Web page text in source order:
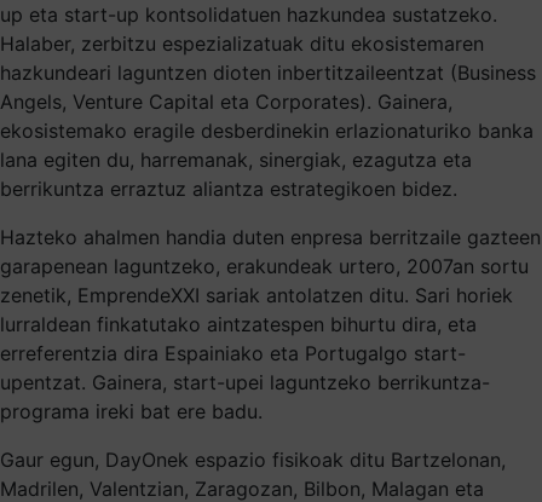
up eta start-up kontsolidatuen hazkundea sustatzeko.
Halaber, zerbitzu espezializatuak ditu ekosistemaren
hazkundeari laguntzen dioten inbertitzaileentzat (Business
Angels, Venture Capital eta Corporates). Gainera,
ekosistemako eragile desberdinekin erlazionaturiko banka
lana egiten du, harremanak, sinergiak, ezagutza eta
berrikuntza erraztuz aliantza estrategikoen bidez.
Hazteko ahalmen handia duten enpresa berritzaile gazteen
garapenean laguntzeko, erakundeak urtero, 2007an sortu
zenetik, EmprendeXXI sariak antolatzen ditu. Sari horiek
lurraldean finkatutako aintzatespen bihurtu dira, eta
erreferentzia dira Espainiako eta Portugalgo start-
upentzat. Gainera, start-upei laguntzeko berrikuntza-
programa ireki bat ere badu.
Gaur egun, DayOnek espazio fisikoak ditu Bartzelonan,
Madrilen, Valentzian, Zaragozan, Bilbon, Malagan eta